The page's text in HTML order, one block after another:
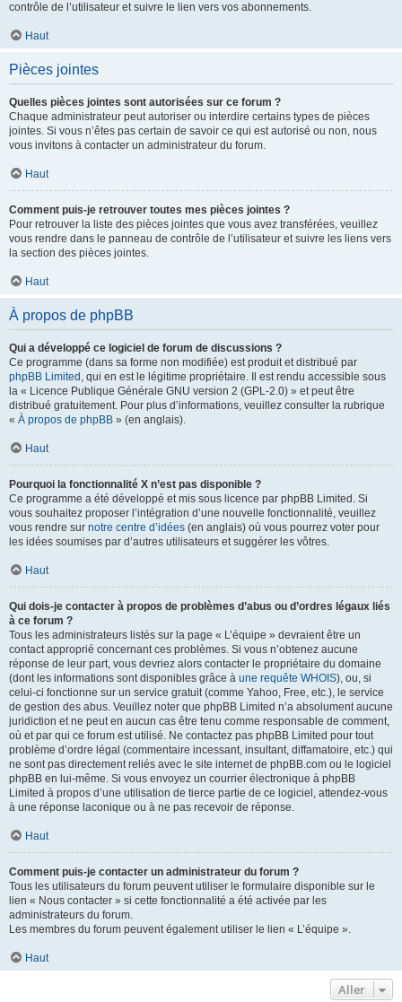
contrôle de l’utilisateur et suivre le lien vers vos abonnements.
Haut
Pièces jointes
Quelles pièces jointes sont autorisées sur ce forum ?
Chaque administrateur peut autoriser ou interdire certains types de pièces
jointes. Si vous n’êtes pas certain de savoir ce qui est autorisé ou non, nous
vous invitons à contacter un administrateur du forum.
Haut
Comment puis-je retrouver toutes mes pièces jointes ?
Pour retrouver la liste des pièces jointes que vous avez transférées, veuillez
vous rendre dans le panneau de contrôle de l’utilisateur et suivre les liens vers
la section des pièces jointes.
Haut
À propos de phpBB
Qui a développé ce logiciel de forum de discussions ?
Ce programme (dans sa forme non modifiée) est produit et distribué par
phpBB Limited , qui en est le légitime propriétaire. Il est rendu accessible sous
la « Licence Publique Générale GNU version 2 (GPL-2.0) » et peut être
distribué gratuitement. Pour plus d’informations, veuillez consulter la rubrique
« À propos de phpBB » (en anglais).
Haut
Pourquoi la fonctionnalité X n’est pas disponible ?
Ce programme a été développé et mis sous licence par phpBB Limited. Si
vous souhaitez proposer l’intégration d’une nouvelle fonctionnalité, veuillez
vous rendre sur notre centre d’idées (en anglais) où vous pourrez voter pour
les idées soumises par d’autres utilisateurs et suggérer les vôtres.
Haut
Qui dois-je contacter à propos de problèmes d’abus ou d’ordres légaux liés
à ce forum ?
Tous les administrateurs listés sur la page « L’équipe » devraient être un
contact approprié concernant ces problèmes. Si vous n’obtenez aucune
réponse de leur part, vous devriez alors contacter le propriétaire du domaine
(dont les informations sont disponibles grâce à une requête WHOIS), ou, si
celui-ci fonctionne sur un service gratuit (comme Yahoo, Free, etc.), le service
de gestion des abus. Veuillez noter que phpBB Limited n’a absolument aucune
juridiction et ne peut en aucun cas être tenu comme responsable de comment,
où et par qui ce forum est utilisé. Ne contactez pas phpBB Limited pour tout
problème d’ordre légal (commentaire incessant, insultant, diffamatoire, etc.) qui
ne sont pas directement reliés avec le site internet de phpBB.com ou le logiciel
phpBB en lui-même. Si vous envoyez un courrier électronique à phpBB
Limited à propos d’une utilisation de tierce partie de ce logiciel, attendez-vous
à une réponse laconique ou à ne pas recevoir de réponse.
Haut
Comment puis-je contacter un administrateur du forum ?
Tous les utilisateurs du forum peuvent utiliser le formulaire disponible sur le
lien « Nous contacter » si cette fonctionnalité a été activée par les
administrateurs du forum.
Les membres du forum peuvent également utiliser le lien « L’équipe ».
Haut
Aller